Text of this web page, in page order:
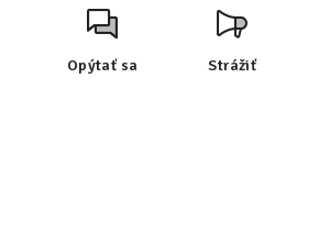
Opýtať sa Strážiť